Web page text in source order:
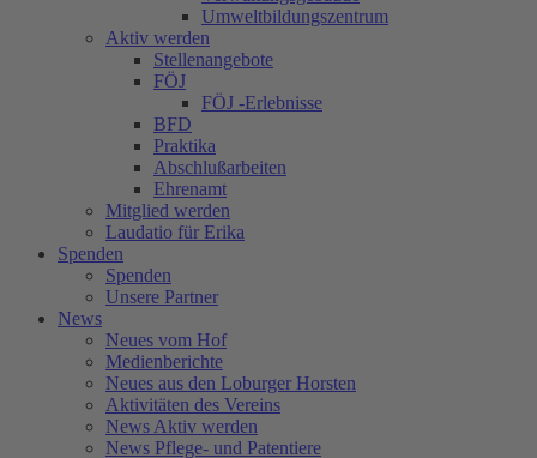
Umweltbildungszentrum
Aktiv werden
Stellenangebote
FÖJ
FÖJ -Erlebnisse
BFD
Praktika
Abschlußarbeiten
Ehrenamt
Mitglied werden
Laudatio für Erika
Spenden
Spenden
Unsere Partner
News
Neues vom Hof
Medienberichte
Neues aus den Loburger Horsten
Aktivitäten des Vereins
News Aktiv werden
News Pflege- und Patentiere